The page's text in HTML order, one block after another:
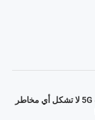
وكالة ANSES تحسم الجدل.. وتصرح بأن شبكات 5G لا تشكل أي مخاطر